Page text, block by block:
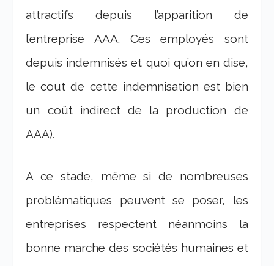
attractifs depuis l’apparition de
l’entreprise AAA. Ces employés sont
depuis indemnisés et quoi qu’on en dise,
le cout de cette indemnisation est bien
un coût indirect de la production de
AAA).
A ce stade, même si de nombreuses
problématiques peuvent se poser, les
entreprises respectent néanmoins la
bonne marche des sociétés humaines et